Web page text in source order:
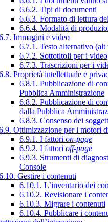
6.6.2. Tipi di documenti
6.6.3. Formato di lettura
6.6.4. Modalità di
Immagini e video
6.7.1. Testo alternativo
6.7.2. Sottotitoli per i video
6.7.3. Trascrizioni per i
Proprietà intellettuale e
6.8.1. Pubblicazione di
Pubblica Amministrazione
6.8.2. Pubblicazione di
dalla Pubblica
6.8.3. Consenso dei
Ottimizzazione per i motori
6.9.1. I fattori on-page
6.9.2. I fattori off-page
6.9.3. Strumenti di
Console
Gestire i contenuti
6.10.1. L’inventario dei
6.10.2. Revisionare i
6.10.3. Migrare i contenuti
6.10.4. Pubblicare i